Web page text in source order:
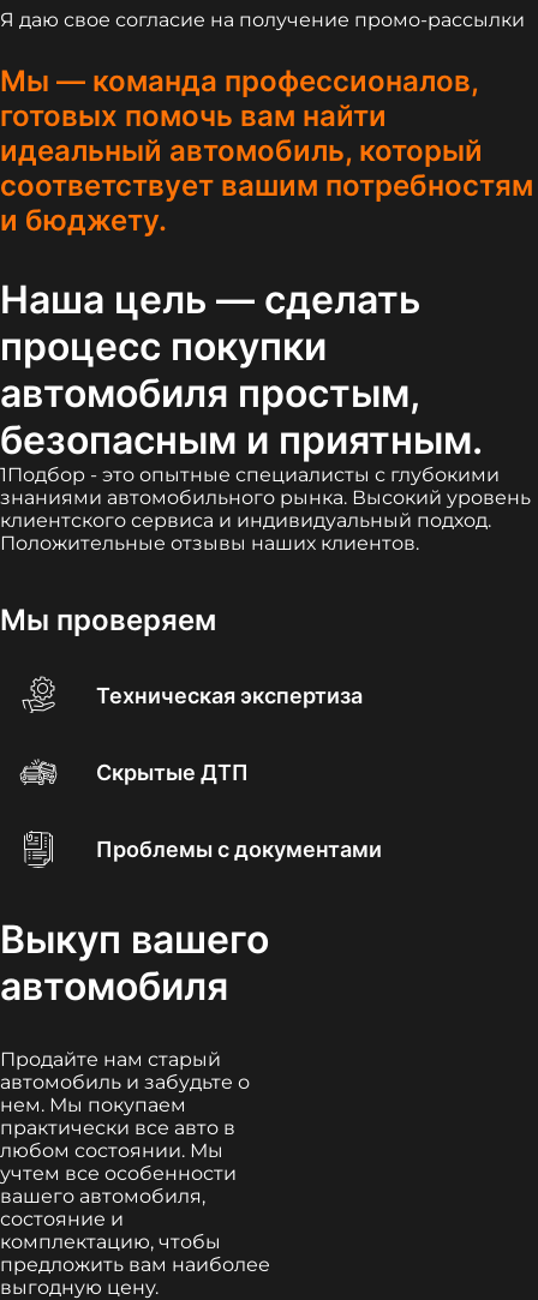
Я даю свое согласие на получение промо-рассылки
Мы — команда профессионалов,
готовых помочь вам найти
идеальный автомобиль, который
соответствует вашим потребностям
и бюджету.
Наша цель — сделать
процесс покупки
автомобиля простым,
безопасным и приятным.
1Подбор - это опытные специалисты с глубокими
знаниями автомобильного рынка. Высокий уровень
клиентского сервиса и индивидуальный подход.
Положительные отзывы наших клиентов.
Мы проверяем
Техническая экспертиза
Скрытые ДТП
Проблемы с документами
Выкуп вашего
автомобиля
Продайте нам старый
автомобиль и забудьте о
нем. Мы покупаем
практически все авто в
любом состоянии. Мы
учтем все особенности
вашего автомобиля,
состояние и
комплектацию, чтобы
предложить вам наиболее
выгодную цену.